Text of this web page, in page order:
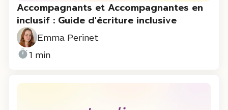
Accompagnants et Accompagnantes en
inclusif : Guide d'écriture inclusive
Emma Perinet
1 min